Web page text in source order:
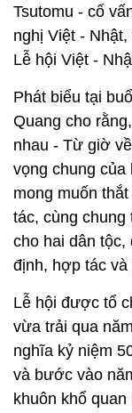
Tsutomu - cố
nghị Việt -
Lễ hội Việt -
Phát biểu tại
Quang cho
nhau - Từ giờ
vọng chung
mong muốn
tác, cùng
cho hai dân
định, hợp tác
Lễ hội được tổ
vừa trải qua
nghĩa kỷ niệm
và bước vào
khuôn khổ